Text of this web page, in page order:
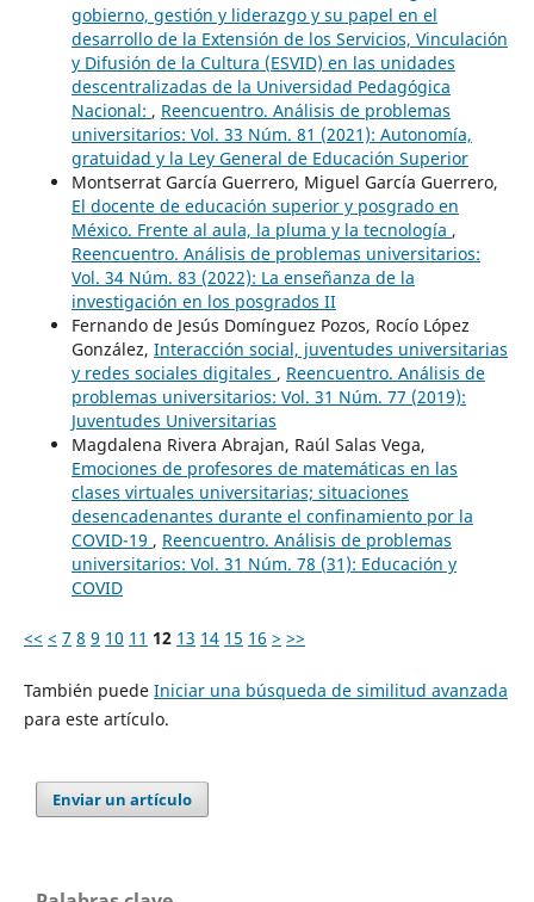
gobierno, gestión y liderazgo y su papel en el
desarrollo de la Extensión de los Servicios, Vinculación
y Difusión de la Cultura (ESVID) en las unidades
descentralizadas de la Universidad Pedagógica
Nacional: , Reencuentro. Análisis de problemas
universitarios: Vol. 33 Núm. 81 (2021): Autonomía,
gratuidad y la Ley General de Educación Superior
Montserrat García Guerrero, Miguel García Guerrero,
El docente de educación superior y posgrado en
México. Frente al aula, la pluma y la tecnología ,
Reencuentro. Análisis de problemas universitarios:
Vol. 34 Núm. 83 (2022): La enseñanza de la
investigación en los posgrados II
Fernando de Jesús Domínguez Pozos, Rocío López
González, Interacción social, juventudes universitarias
y redes sociales digitales , Reencuentro. Análisis de
problemas universitarios: Vol. 31 Núm. 77 (2019):
Juventudes Universitarias
Magdalena Rivera Abrajan, Raúl Salas Vega,
Emociones de profesores de matemáticas en las
clases virtuales universitarias; situaciones
desencadenantes durante el confinamiento por la
COVID-19 , Reencuentro. Análisis de problemas
universitarios: Vol. 31 Núm. 78 (31): Educación y
COVID
<< < 7 8 9 10 11 12 13 14 15 16 > >>
También puede Iniciar una búsqueda de similitud avanzada
para este artículo.
Enviar un artículo